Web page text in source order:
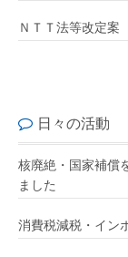
ＮＴＴ法等改定
日々の活動
核廃絶・国家補償
ました
消費税減税・イン